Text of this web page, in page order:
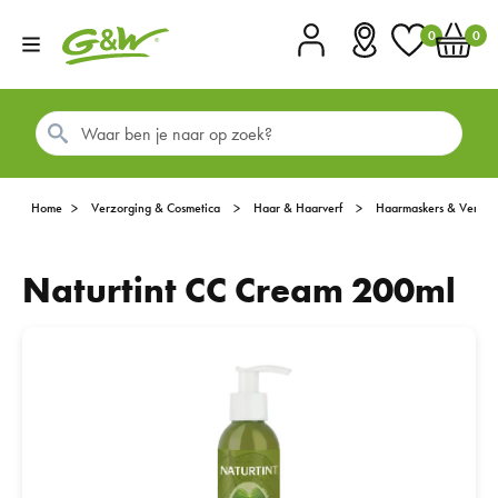
0 0
Home Verzorging & Cosmetica Haar & Haarverf Haarmaskers &
Naturtint CC Cream 200ml